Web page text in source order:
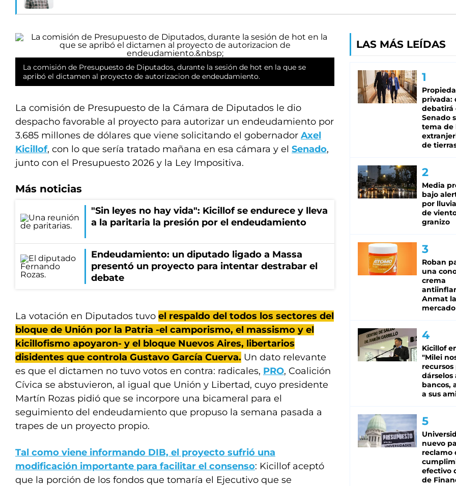
La comisión de Presupuesto de Diputados, durante la sesión de hot en la que se
apribó el dictamen al proyecto de autorizacion de endeudamiento.
La comisión de Presupuesto de la Cámara de Diputados le dio
despacho favorable al proyecto para autorizar un endeudamiento por
3.685 millones de dólares que viene solicitando el gobernador Axel
Kicillof, con lo que sería tratado mañana en esa cámara y el Senado,
junto con el Presupuesto 2026 y la Ley Impositiva.
Más noticias
"Sin leyes no hay vida": Kicillof se endurece y lleva
a la paritaria la presión por el endeudamiento
Endeudamiento: un diputado ligado a Massa
presentó un proyecto para intentar destrabar el
debate
La votación en Diputados tuvo el respaldo del todos los sectores del
bloque de Unión por la Patria -el camporismo, el massismo y el
kicillofismo apoyaron- y el bloque Nuevos Aires, libertarios
disidentes que controla Gustavo García Cuerva. Un dato relevante
es que el dictamen no tuvo votos en contra: radicales, PRO, Coalición
Cívica se abstuvieron, al igual que Unión y Libertad, cuyo presidente
Martín Rozas pidió que se incorpore una bicameral para el
seguimiento del endeudamiento que propuso la semana pasada a
trapes de un proyecto propio.
Tal como viene informando DIB, el proyecto sufrió una
modificación importante para facilitar el consenso: Kicillof aceptó
que la porción de los fondos que tomaría el Ejecutivo que se
LAS MÁS LEÍDAS
privada:
debatirá
Senado
tema de
de
Media
bajo
por
de
granizo
Roban
una
crema
Anmat
mercado
Kicillof
"Milei
recursos
dárselos
bancos,
a sus
nuevo
reclamo
efectivo
de